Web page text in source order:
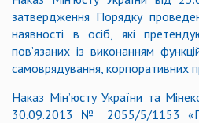
затвердження Порядку
наявності в осіб, які
пов’язаних із виконанням
самоврядування, корпоративних
Наказ Мін’юсту України та
30.09.2013 № 2055/5/1153«